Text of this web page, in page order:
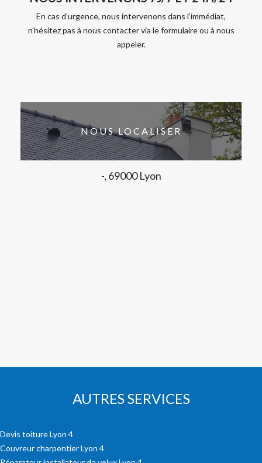
En cas d’urgence, nous intervenons dans l’immédiat,
n’hésitez pas à nous contacter via le formulaire ou à nous
appeler.
NOUS LOCALISER
-, 69000 Lyon
AUTRES SERVICES
Devis toiture Lyon 4
Couvreur charpentier Lyon 4